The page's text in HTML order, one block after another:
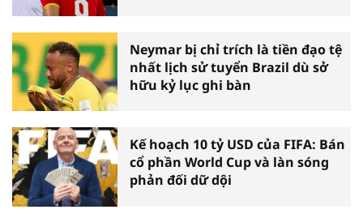
Neymar bị chỉ trích là tiền đạo tệ
nhất lịch sử tuyển Brazil dù sở
hữu kỷ lục ghi bàn
Kế hoạch 10 tỷ USD của FIFA: Bán
cổ phần World Cup và làn sóng
phản đối dữ dội